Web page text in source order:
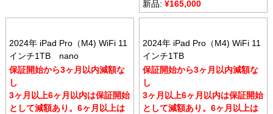
新品: ¥165,000
2024年 iPad Pro（M4) WiFi 11
インチ1TB nano
保証開始から3ヶ月以内減額な
し
3ヶ月以上6ヶ月以内は保証開始
として減額あり。6ヶ月以上は
2024年 iPad Pro（M4) WiFi 11
インチ1TB
保証開始から3ヶ月以内減額な
し
3ヶ月以上6ヶ月以内は保証開始
として減額あり。6ヶ月以上は